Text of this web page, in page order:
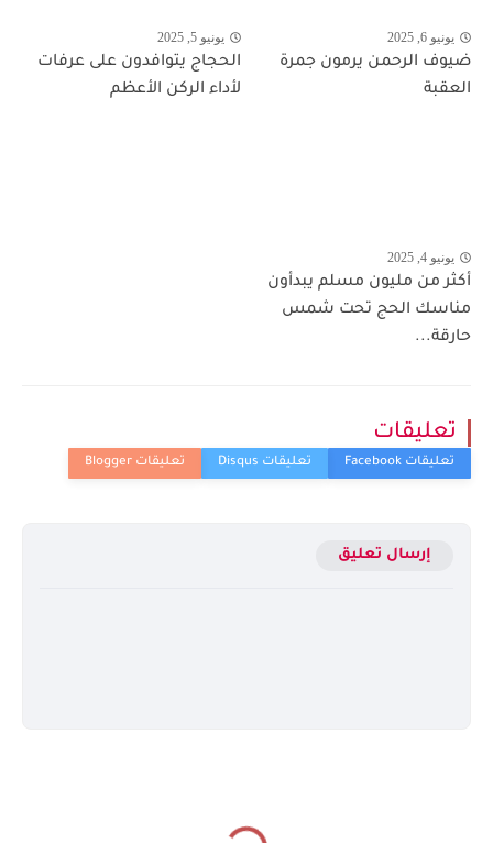
يونيو 6, 2025
ضيوف الرحمن يرمون جمرة
العقبة
يونيو 5, 2025
الحجاج يتوافدون على عرفات
لأداء الركن الأعظم
يونيو 4, 2025
أكثر من مليون مسلم يبدأون
مناسك الحج تحت شمس
حارقة...
تعليقات
إرسال تعليق